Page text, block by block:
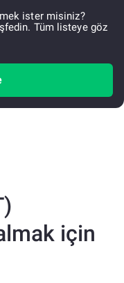
ister misiniz?
Tüm listeye göz
için